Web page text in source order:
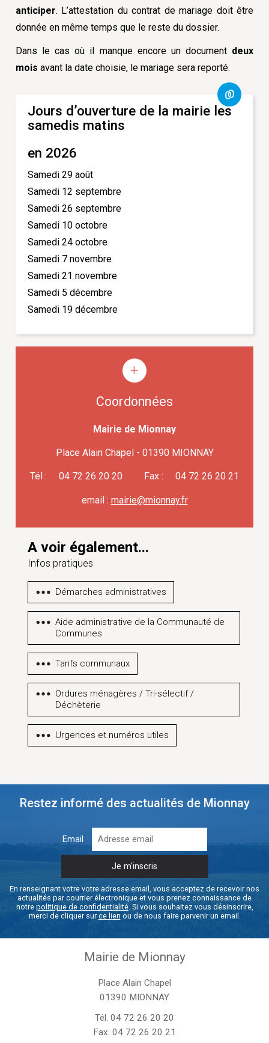
anticiper. L’attestation du contrat de mariage doit être
donnée en même temps que le reste du dossier.
Dans le cas où il manque encore un document deux
mois avant la date choisie, le mariage sera reporté.
Jours d’ouverture de la mairie les
samedis matins
en 2026
Samedi 29 août
Samedi 12 septembre
Samedi 26 septembre
Samedi 10 octobre
Samedi 24 octobre
Samedi 7 novembre
Samedi 21 novembre
Samedi 5 décembre
Samedi 19 décembre
Coordonnées
Mairie de Mionnay
Place Alain Chapel - 01390 MIONNAY
Tél : 04 72 26 20 20 Fax : 04 72 26 20 21
email : mairie@mionnay.fr
A voir également...
Infos pratiques
Démarches administratives
Aide administrative de la Communauté de
Communes
Tarifs communaux
Ordures ménagères / Tri-sélectif /
Déchèterie
Urgences et numéros utiles
Restez informé des actualités de Mionnay
Email
En renseignant votre votre adresse email, vous acceptez de recevoir nos
actualités par courrier électronique et vous prenez connaissance de
notre politique de confidentialité. Si vous souhaitez vous désinscrire,
merci de cliquer surce lien ou de nous faire parvenir un email.
Mairie de Mionnay
Place Alain Chapel
01390 MIONNAY
Tél. 04 72 26 20 20
Fax. 04 72 26 20 21